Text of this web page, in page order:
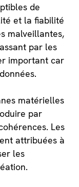
de
et la fiabilité
malveillantes,
par les
important car
matérielles
par
Les
attribuées à
les